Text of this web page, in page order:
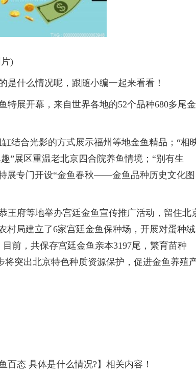
)
是什么情况呢，跟随小编一起来看看！
展开幕，来自世界各地的52个品种680多尾金
结合光影的方式展示福州等地金鱼精品；“相
”展区重温老北京四合院养鱼情境；“别有生
展专门开设“金鱼春秋——金鱼品种历史文化图
王府等地举办宫廷金鱼宣传推广活动，留住北
村局建立了6家宫廷金鱼保种场，开展对蛋种绒
前，共保存宫廷金鱼亲本3197尾，繁育苗种
突出北京特色种质资源保护，促进金鱼养殖
百态 具体是什么情况?】相关内容！